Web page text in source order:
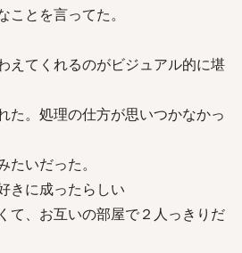
とを言ってた。
えてくれるのがビジュアル的に堪
た。処理の仕方が思いつかなかっ
いだった。
きに成ったらしい
て、お互いの部屋で２人っきりだ